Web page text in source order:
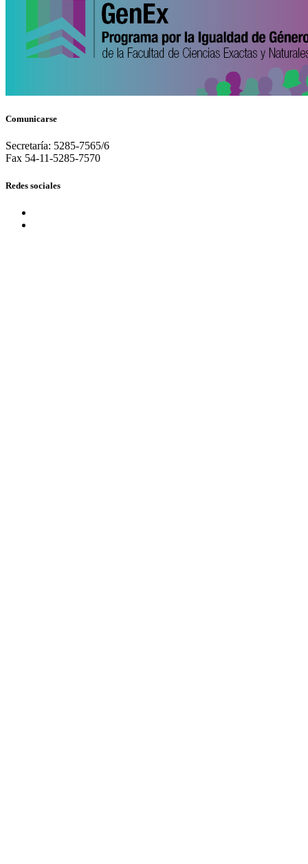
Comunicarse
Secretaría: 5285-7565/6
Fax 54-11-5285-7570
Redes sociales